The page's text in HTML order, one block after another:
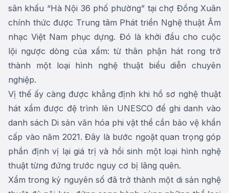
sân khấu “Hà Nội 36 phố phường” tại chợ Đồng Xuân
chính thức được Trung tâm Phát triển Nghệ thuật Âm
nhạc Việt Nam phục dựng. Đó là khởi đầu cho cuộc
lội ngược dòng của xẩm: từ thân phận hát rong trở
thành một loại hình nghệ thuật biểu diễn chuyên
nghiệp.
Vị thế ấy càng được khẳng định khi hồ sơ nghệ thuật
hát xẩm được đệ trình lên UNESCO để ghi danh vào
danh sách Di sản văn hóa phi vật thể cần bảo vệ khẩn
cấp vào năm 2021. Đây là bước ngoặt quan trọng góp
phần định vị lại giá trị và hồi sinh một loại hình nghệ
thuật từng đứng trước nguy cơ bị lãng quên.
Xẩm trong kỷ nguyên số đã trở thành một di sản nghệ